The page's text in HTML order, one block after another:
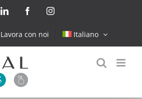
LinkedIn FacebookInstagram
Lavora con noi Italiano